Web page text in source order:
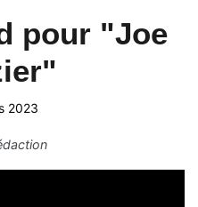
pour "Joe
2023